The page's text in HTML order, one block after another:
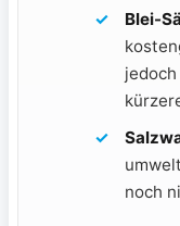
Blei-
noch